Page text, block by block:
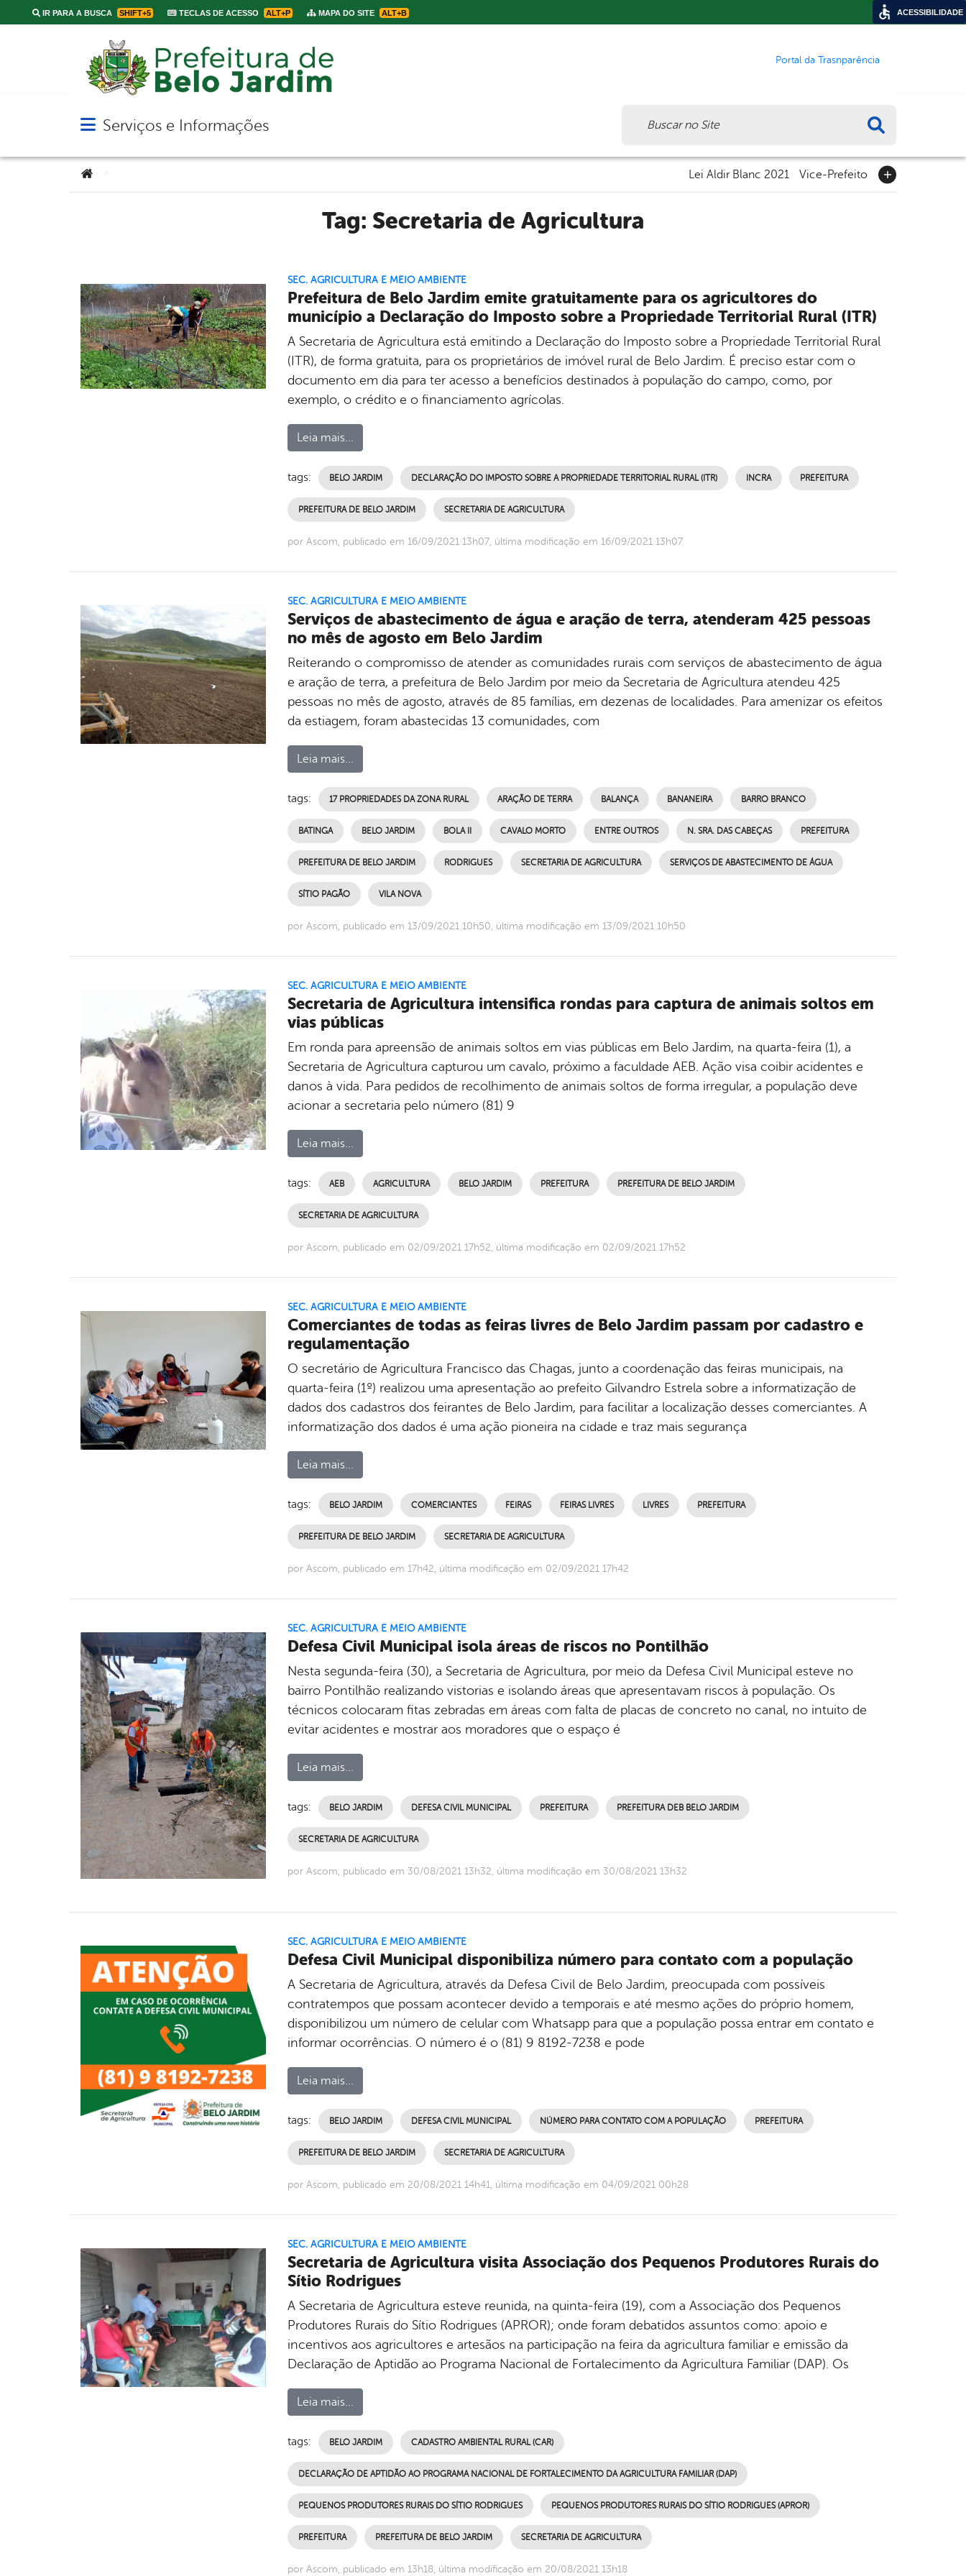
IR PARA A BUSCA SHIFT+5 TECLAS DE ACESSO ALT+P MAPA DO SITE ALT+B
Portal da Trasnparência
Abrir menu principal de navegação
Serviços e Informações
Você está aqui: Lei Aldir Blanc 2021 Vice-Prefeito
Tag: Secretaria de Agricultura
SEC. AGRICULTURA E MEIO AMBIENTE
Prefeitura de Belo Jardim emite gratuitamente para os agricultores do
município a Declaração do Imposto sobre a Propriedade Territorial Rural (ITR)
A Secretaria de Agricultura está emitindo a Declaração do Imposto sobre a Propriedade Territorial Rural
(ITR), de forma gratuita, para os proprietários de imóvel rural de Belo Jardim. É preciso estar com o
documento em dia para ter acesso a benefícios destinados à população do campo, como, por
exemplo, o crédito e o financiamento agrícolas.
Leia mais...
tags: BELO JARDIM DECLARAÇÃO DO IMPOSTO SOBRE A PROPRIEDADE TERRITORIAL RURAL (ITR) INCRA PREFEITURA
PREFEITURA DE BELO JARDIM SECRETARIA DE AGRICULTURA
por Ascom, publicado em 16/09/2021 13h07, última modificação em 16/09/2021 13h07
SEC. AGRICULTURA E MEIO AMBIENTE
Serviços de abastecimento de água e aração de terra, atenderam 425 pessoas
no mês de agosto em Belo Jardim
Reiterando o compromisso de atender as comunidades rurais com serviços de abastecimento de água
e aração de terra, a prefeitura de Belo Jardim por meio da Secretaria de Agricultura atendeu 425
pessoas no mês de agosto, através de 85 famílias, em dezenas de localidades. Para amenizar os efeitos
da estiagem, foram abastecidas 13 comunidades, com
Leia mais...
tags: 17 PROPRIEDADES DA ZONA RURAL ARAÇÃO DE TERRA BALANÇA BANANEIRA BARRO BRANCO
BATINGA BELO JARDIM BOLA II CAVALO MORTO ENTRE OUTROS N. SRA. DAS CABEÇAS PREFEITURA
PREFEITURA DE BELO JARDIM RODRIGUES SECRETARIA DE AGRICULTURA SERVIÇOS DE ABASTECIMENTO DE ÁGUA
SÍTIO PAGÃO VILA NOVA
por Ascom, publicado em 13/09/2021 10h50, última modificação em 13/09/2021 10h50
SEC. AGRICULTURA E MEIO AMBIENTE
Secretaria de Agricultura intensifica rondas para captura de animais soltos em
vias públicas
Em ronda para apreensão de animais soltos em vias públicas em Belo Jardim, na quarta-feira (1), a
Secretaria de Agricultura capturou um cavalo, próximo a faculdade AEB. Ação visa coibir acidentes e
danos à vida. Para pedidos de recolhimento de animais soltos de forma irregular, a população deve
acionar a secretaria pelo número (81) 9
Leia mais...
tags: AEB AGRICULTURA BELO JARDIM PREFEITURA PREFEITURA DE BELO JARDIM
SECRETARIA DE AGRICULTURA
por Ascom, publicado em 02/09/2021 17h52, última modificação em 02/09/2021 17h52
SEC. AGRICULTURA E MEIO AMBIENTE
Comerciantes de todas as feiras livres de Belo Jardim passam por cadastro e
regulamentação
O secretário de Agricultura Francisco das Chagas, junto a coordenação das feiras municipais, na
quarta-feira (1º) realizou uma apresentação ao prefeito Gilvandro Estrela sobre a informatização de
dados dos cadastros dos feirantes de Belo Jardim, para facilitar a localização desses comerciantes. A
informatização dos dados é uma ação pioneira na cidade e traz mais segurança
Leia mais...
tags: BELO JARDIM COMERCIANTES FEIRAS FEIRAS LIVRES LIVRES PREFEITURA
PREFEITURA DE BELO JARDIM SECRETARIA DE AGRICULTURA
por Ascom, publicado em 17h42, última modificação em 02/09/2021 17h42
SEC. AGRICULTURA E MEIO AMBIENTE
Defesa Civil Municipal isola áreas de riscos no Pontilhão
Nesta segunda-feira (30), a Secretaria de Agricultura, por meio da Defesa Civil Municipal esteve no
bairro Pontilhão realizando vistorias e isolando áreas que apresentavam riscos à população. Os
técnicos colocaram fitas zebradas em áreas com falta de placas de concreto no canal, no intuito de
evitar acidentes e mostrar aos moradores que o espaço é
Leia mais...
tags: BELO JARDIM DEFESA CIVIL MUNICIPAL PREFEITURA PREFEITURA DEB BELO JARDIM
SECRETARIA DE AGRICULTURA
por Ascom, publicado em 30/08/2021 13h32, última modificação em 30/08/2021 13h32
SEC. AGRICULTURA E MEIO AMBIENTE
Defesa Civil Municipal disponibiliza número para contato com a população
A Secretaria de Agricultura, através da Defesa Civil de Belo Jardim, preocupada com possíveis
contratempos que possam acontecer devido a temporais e até mesmo ações do próprio homem,
disponibilizou um número de celular com Whatsapp para que a população possa entrar em contato e
informar ocorrências. O número é o (81) 9 8192-7238 e pode
Leia mais...
tags: BELO JARDIM DEFESA CIVIL MUNICIPAL NÚMERO PARA CONTATO COM A POPULAÇÃO PREFEITURA
PREFEITURA DE BELO JARDIM SECRETARIA DE AGRICULTURA
por Ascom, publicado em 20/08/2021 14h41, última modificação em 04/09/2021 00h28
SEC. AGRICULTURA E MEIO AMBIENTE
Secretaria de Agricultura visita Associação dos Pequenos Produtores Rurais do
Sítio Rodrigues
A Secretaria de Agricultura esteve reunida, na quinta-feira (19), com a Associação dos Pequenos
Produtores Rurais do Sítio Rodrigues (APROR); onde foram debatidos assuntos como: apoio e
incentivos aos agricultores e artesãos na participação na feira da agricultura familiar e emissão da
Declaração de Aptidão ao Programa Nacional de Fortalecimento da Agricultura Familiar (DAP). Os
Leia mais...
tags: BELO JARDIM CADASTRO AMBIENTAL RURAL (CAR)
DECLARAÇÃO DE APTIDÃO AO PROGRAMA NACIONAL DE FORTALECIMENTO DA AGRICULTURA FAMILIAR (DAP)
PEQUENOS PRODUTORES RURAIS DO SÍTIO RODRIGUES PEQUENOS PRODUTORES RURAIS DO SÍTIO RODRIGUES (APROR)
PREFEITURA PREFEITURA DE BELO JARDIM SECRETARIA DE AGRICULTURA
por Ascom, publicado em 13h18, última modificação em 20/08/2021 13h18
ACESSIBILIDADE